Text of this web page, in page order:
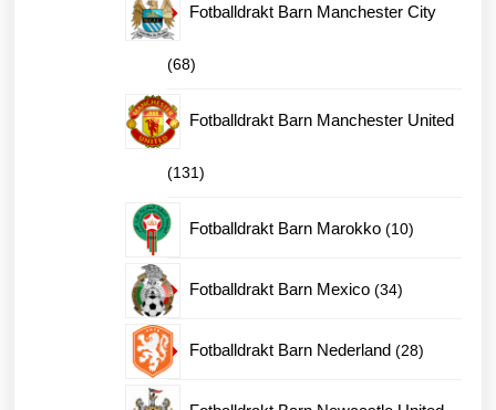
Fotballdrakt Barn Manchester City
6868
produkter
Fotballdrakt Barn Manchester United
131131
produkter
Fotballdrakt Barn Marokko 1010
Fotballdrakt Barn Mexico 3434
Fotballdrakt Barn Nederland 2828